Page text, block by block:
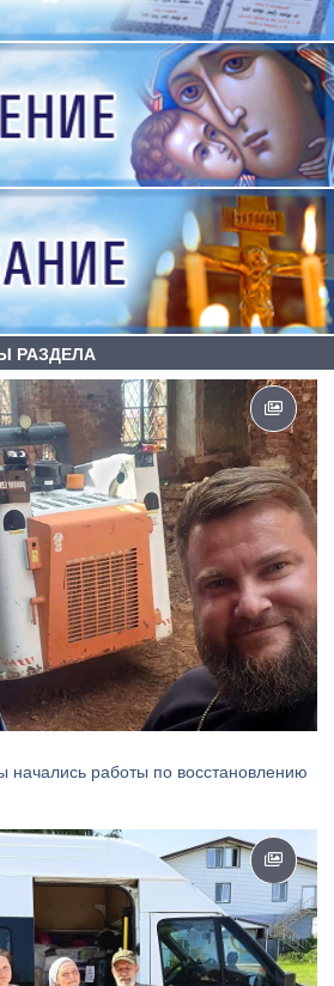
РАЗДЕЛА
начались работы по восстановлению